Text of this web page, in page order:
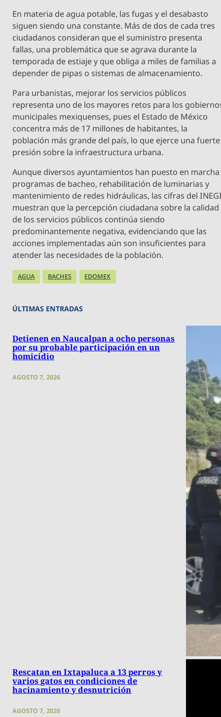
En materia de agua potable, las fugas y el desabasto
siguen siendo una constante. Más de dos de cada tres
ciudadanos consideran que el suministro presenta
fallas, una problemática que se agrava durante la
temporada de estiaje y que obliga a miles de familias a
depender de pipas o sistemas de almacenamiento.
Para urbanistas, mejorar los servicios públicos
representa uno de los mayores retos para los
municipales mexiquenses, pues el Estado de México
concentra más de 17 millones de habitantes, la
población más grande del país, lo que ejerce una fuerte
presión sobre la infraestructura urbana.
Aunque diversos ayuntamientos han puesto en marcha
programas de bacheo, rehabilitación de luminarias y
mantenimiento de redes hidráulicas, las cifras del
muestran que la percepción ciudadana sobre la calidad
de los servicios públicos continúa siendo
predominantemente negativa, evidenciando que las
acciones implementadas aún son insuficientes para
atender las necesidades de la población.
AGUA BACHES EDOMEX
ÚLTIMAS ENTRADAS
Detienen en Naucalpan a ocho personas
por su probable participación en un
homicidio
AGOSTO 7, 2026
Rescatan en Ixtapaluca a 13 perros y
varios gatos en condiciones de
hacinamiento y desnutrición
AGOSTO 7, 2026